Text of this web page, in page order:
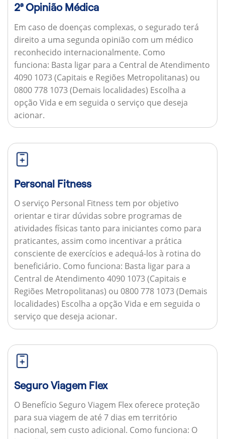
2ª Opinião Médica
Em caso de doenças complexas, o segurado terá
direito a uma segunda opinião com um médico
reconhecido internacionalmente. Como
funciona: Basta ligar para a Central de Atendimento
4090 1073 (Capitais e Regiões Metropolitanas) ou
0800 778 1073 (Demais localidades) Escolha a
opção Vida e em seguida o serviço que deseja
acionar.
Personal Fitness
O serviço Personal Fitness tem por objetivo
orientar e tirar dúvidas sobre programas de
atividades físicas tanto para iniciantes como para
praticantes, assim como incentivar a prática
consciente de exercícios e adequá-los à rotina do
beneficiário. Como funciona: Basta ligar para a
Central de Atendimento 4090 1073 (Capitais e
Regiões Metropolitanas) ou 0800 778 1073 (Demais
localidades) Escolha a opção Vida e em seguida o
serviço que deseja acionar.
Seguro Viagem Flex
O Benefício Seguro Viagem Flex oferece proteção
para sua viagem de até 7 dias em território
nacional, sem custo adicional. Como funciona: O